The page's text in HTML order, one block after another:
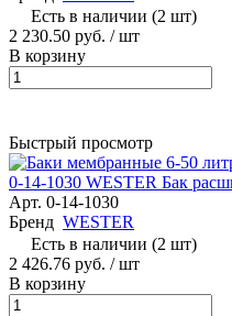
Есть в наличии (2 шт)
2 230.50 руб. / шт
В корзину
Быстрый просмотр
0-14-1030 WESTER Бак
Арт. 0-14-1030
Бренд WESTER
Есть в наличии (2 шт)
2 426.76 руб. / шт
В корзину